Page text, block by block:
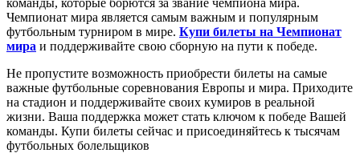
Чемпионат мира является самым важным и популярным
футбольным турниром в мире. Купи билеты на Чемпионат
мира и поддерживайте свою сборную на пути к победе.
Не пропустите возможность приобрести билеты на самые
важные футбольные соревнования Европы и мира. Приходите
на стадион и поддерживайте своих кумиров в реальной
жизни. Ваша поддержка может стать ключом к победе Вашей
команды. Купи билеты сейчас и присоединяйтесь к тысячам
футбольных болельщиков